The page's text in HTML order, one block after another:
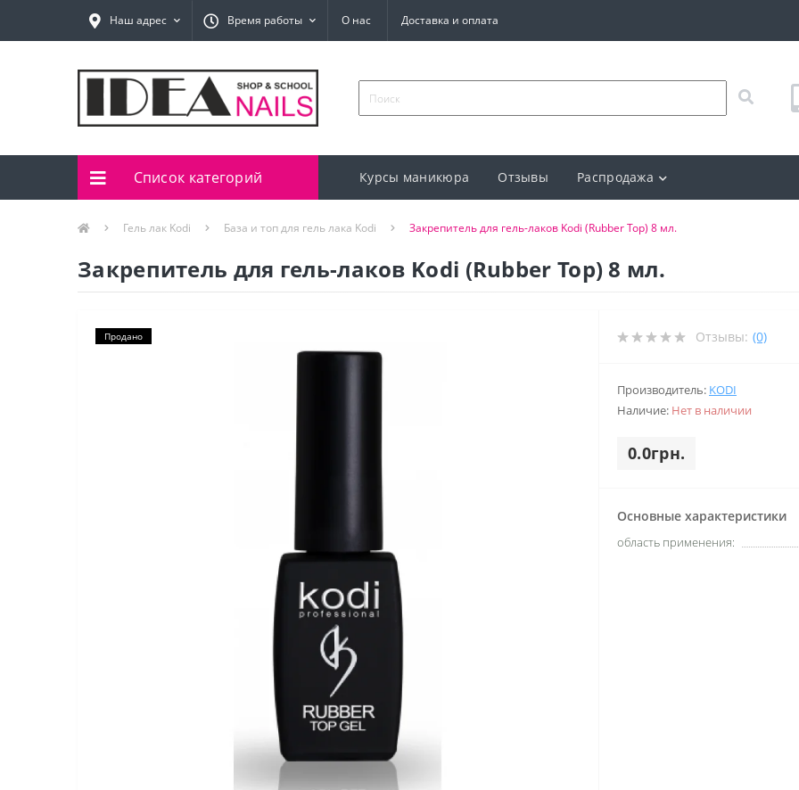
Наш адрес Время работы О нас Доставка и оплата
Список категорий Курсы маникюра Отзывы Распродажа
Гель лак Kodi База и топ для гель лака Kodi Закрепитель для гель-лаков Kodi (Rubber Top) 8 мл.
Закрепитель для гель-лаков Kodi (Rubber Top) 8 мл.
Продано Отзывы: (0)
Производитель: KODI
Наличие: Нет в наличии
0.0грн.
Основные характеристики
область применения: